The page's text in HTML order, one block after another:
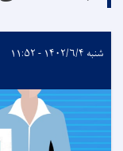
شنبه ۱۴۰۲/۶/۴ - ۱۱:۵۲